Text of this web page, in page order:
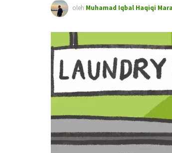
oleh Muhamad Iqbal Haqiqi